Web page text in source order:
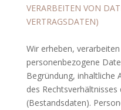
VERARBEITEN VON
VERTRAGSDATEN)
Wir erheben,
personenbezogene
Begründung, inhaltliche
des
(Bestandsdaten).